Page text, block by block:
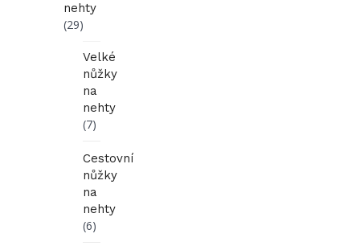
nehty
(29)
Velké
nůžky
na
nehty
(7)
Cestovní
nůžky
na
nehty
(6)